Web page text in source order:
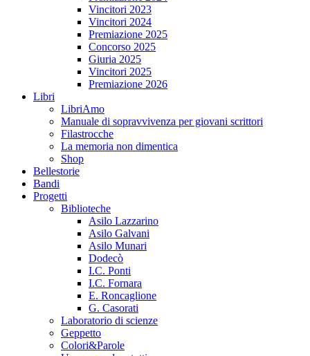
Vincitori 2023
Vincitori 2024
Premiazione 2025
Concorso 2025
Giuria 2025
Vincitori 2025
Premiazione 2026
Libri
LibriAmo
Manuale di sopravvivenza per giovani scrittori
Filastrocche
La memoria non dimentica
Shop
Bellestorie
Bandi
Progetti
Biblioteche
Asilo Lazzarino
Asilo Galvani
Asilo Munari
Dodecò
I.C. Ponti
I.C. Fornara
E. Roncaglione
G. Casorati
Laboratorio di scienze
Geppetto
Colori&Parole